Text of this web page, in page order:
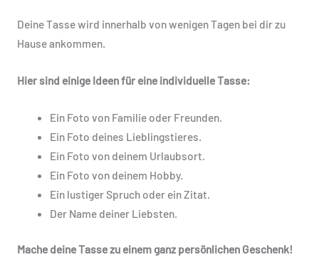
Deine Tasse wird innerhalb von wenigen Tagen bei dir zu
Hause ankommen.
Hier sind einige Ideen für eine individuelle Tasse:
Ein Foto von Familie oder Freunden.
Ein Foto deines Lieblingstieres.
Ein Foto von deinem Urlaubsort.
Ein Foto von deinem Hobby.
Ein lustiger Spruch oder ein Zitat.
Der Name deiner Liebsten.
Mache deine Tasse zu einem ganz persönlichen Geschenk!